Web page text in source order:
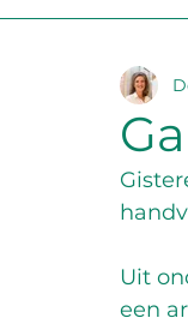
Uit
een